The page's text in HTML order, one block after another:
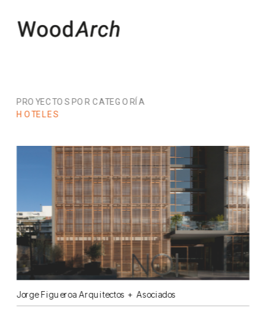
PROYECTOS POR CATEGORÍA
HOTELES
Jorge Figueroa Arquitectos + Asociados